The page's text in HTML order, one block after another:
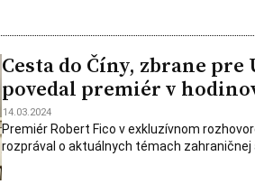
Cesta do Číny, zbrane
povedal premiér v
14.03.2024
Premiér Robert Fico v exkluzívnom
rozprával o aktuálnych témach zahraničnej